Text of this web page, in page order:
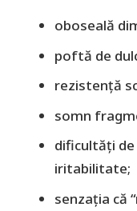
oboseală
poftă de
rezistență
somn
dificultăți
iritabilitate;
senzația că